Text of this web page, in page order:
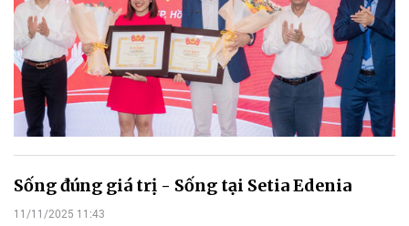
Sống đúng giá trị - Sống tại Setia Edenia
11/11/2025 11:43